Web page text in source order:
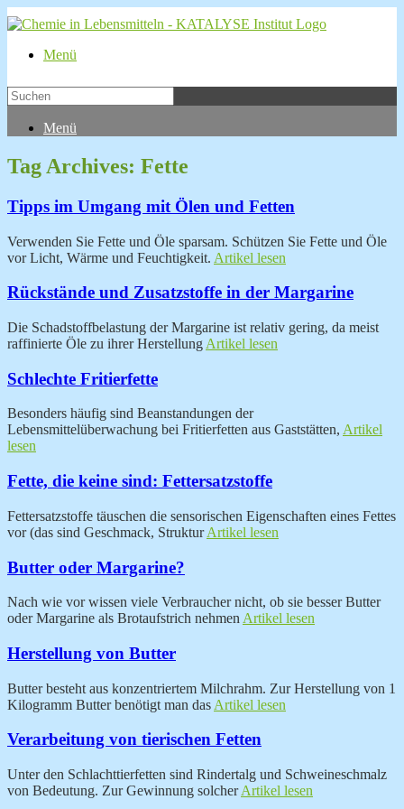
Menü
Menü
Tag Archives: Fette
Tipps im Umgang mit Ölen und Fetten
Verwenden Sie Fette und Öle sparsam. Schützen Sie Fette und Öle
vor Licht, Wärme und Feuchtigkeit. Artikel lesen
Rückstände und Zusatzstoffe in der Margarine
Die Schadstoffbelastung der Margarine ist relativ gering, da meist
raffinierte Öle zu ihrer Herstellung Artikel lesen
Schlechte Fritierfette
Besonders häufig sind Beanstandungen der
Lebensmittelüberwachung bei Fritierfetten aus Gaststätten, Artikel
lesen
Fette, die keine sind: Fettersatzstoffe
Fettersatzstoffe täuschen die sensorischen Eigenschaften eines Fettes
vor (das sind Geschmack, StrukturArtikel lesen
Butter oder Margarine?
Nach wie vor wissen viele Verbraucher nicht, ob sie besser Butter
oder Margarine als Brotaufstrich nehmen Artikel lesen
Herstellung von Butter
Butter besteht aus konzentriertem Milchrahm. Zur Herstellung von 1
Kilogramm Butter benötigt man das Artikel lesen
Verarbeitung von tierischen Fetten
Unter den Schlachttierfetten sind Rindertalg und Schweineschmalz
von Bedeutung. Zur Gewinnung solcherArtikel lesen